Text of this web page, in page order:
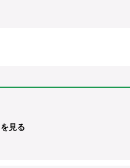
見る